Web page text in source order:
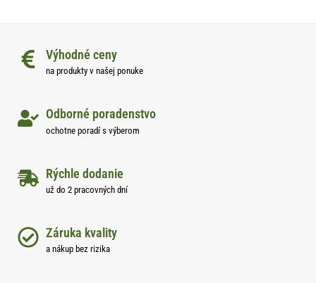
Výhodné ceny
na produkty v našej ponuke
Odborné poradenstvo
ochotne poradí s výberom
Rýchle dodanie
už do 2 pracovných dní
Záruka kvality
a nákup bez rizika